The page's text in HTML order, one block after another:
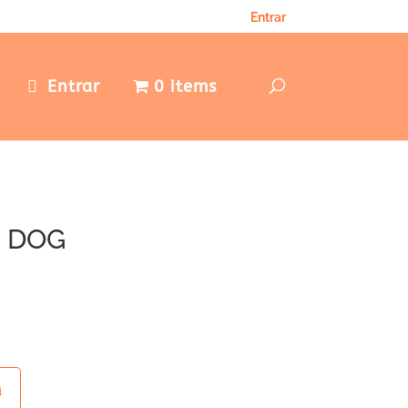
Entrar
Entrar 0 items